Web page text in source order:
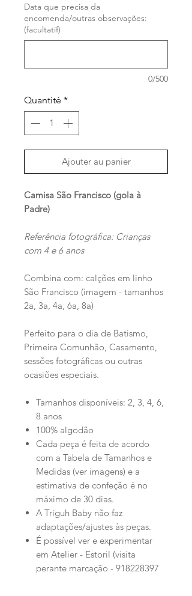
Data que precisa da
encomenda/outras observações:
(facultatif)
0/500
Quantité *
Ajouter au panier
Camisa São Francisco (gola à
Padre)
Referência fotográfica: Crianças
com 4 e 6 anos
Combina com: calções em linho
São Francisco (imagem - tamanhos
2a, 3a, 4a, 6a, 8a)
Perfeito para o dia de Batismo,
Primeira Comunhão, Casamento,
sessões fotográficas ou outras
ocasiões especiais.
Tamanhos disponíveis: 2, 3, 4, 6,
8 anos
100% algodão
Cada peça é feita de acordo
com a Tabela de Tamanhos e
Medidas (ver imagens) e a
estimativa de confeção é no
máximo de 30 dias.
A Triguh Baby não faz
adaptações/ajustes às peças.
É possível ver e experimentar
em Atelier - Estoril (visita
perante marcação - 918228397